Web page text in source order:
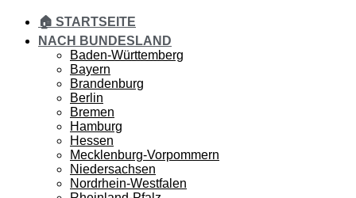
🏠 STARTSEITE
NACH BUNDESLAND
Baden-Württemberg
Bayern
Brandenburg
Berlin
Bremen
Hamburg
Hessen
Mecklenburg-Vorpommern
Niedersachsen
Nordrhein-Westfalen